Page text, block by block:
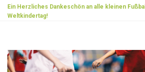
Ein Herzliches Dankeschön an alle kleinen
Weltkindertag!